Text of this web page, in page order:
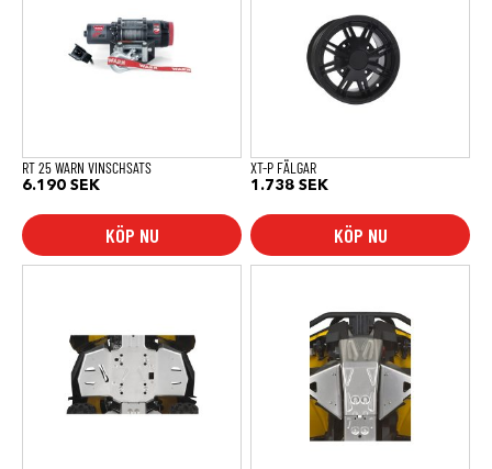
RT 25 WARN VINSCHSATS
6.190 SEK
KÖP NU
XT-P FÄLGAR
1.738 SEK
KÖP NU